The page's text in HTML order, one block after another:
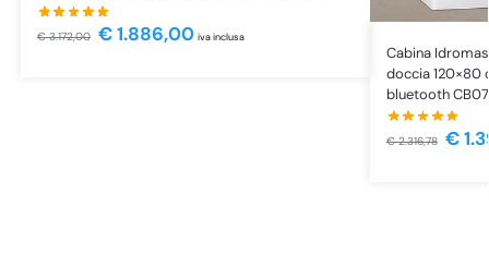
€3.172,00 €1.886,00 iva inclusa
Cabina
doccia 120×80
bluetooth
€2.316,78 €